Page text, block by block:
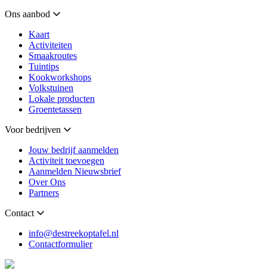
Ons aanbod
Kaart
Activiteiten
Smaakroutes
Tuintips
Kookworkshops
Volkstuinen
Lokale producten
Groentetassen
Voor bedrijven
Jouw bedrijf aanmelden
Activiteit toevoegen
Aanmelden Nieuwsbrief
Over Ons
Partners
Contact
info@destreekoptafel.nl
Contactformulier